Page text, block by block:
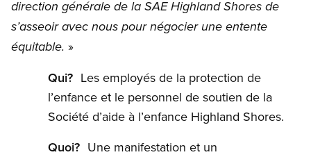
direction générale de la SAE Highland Shores de
s’asseoir avec nous pour négocier une entente
équitable. »
Qui? Les employés de la protection de
l’enfance et le personnel de soutien de la
Société d’aide à l’enfance Highland Shores.
Quoi? Une manifestation et un